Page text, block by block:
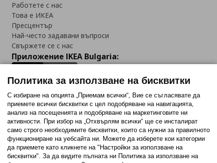
Работете с нас
Това е ИКЕА
Пресцентър
Най-често задавани въпроси
Свържете се с нас
Приложение IKEA Bulgaria:
Последвайте ни:
FacebookTwitterYoutubePinterestInstagram
Политика за използване на бисквитки
С избиране на опцията „Приемам всички“, Вие се съгласявате да
приемете всички бисквитки с цел подобряване на навигацията,
анализ на посещенията и подобряване на маркетинговите ни
активности. При избор на „Отхвърлям всички“ ще се инсталират
само строго необходимитe бисквитки, които са нужни за правилното
функциониране на уебсайта ни. Можете да изберете кои категории
да приемете като кликнете на "Настройки за използване на
бисквитки". За да видите пълната ни Политика за използване на